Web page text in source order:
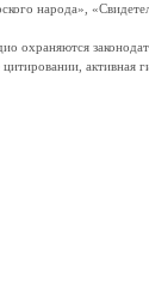
народа»,
охраняются
активная